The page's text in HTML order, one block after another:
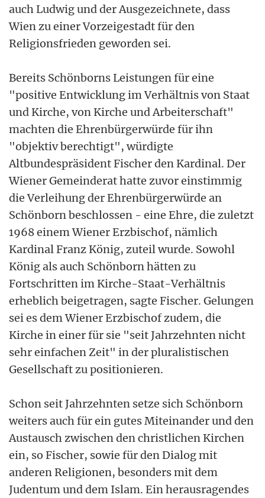
auch Ludwig und der Ausgezeichnete, dass
Wien zu einer Vorzeigestadt für den
Religionsfrieden geworden sei.
Bereits Schönborns Leistungen für eine
"positive Entwicklung im Verhältnis von Staat
und Kirche, von Kirche und Arbeiterschaft"
machten die Ehrenbürgerwürde für ihn
"objektiv berechtigt", würdigte
Altbundespräsident Fischer den Kardinal. Der
Wiener Gemeinderat hatte zuvor einstimmig
die Verleihung der Ehrenbürgerwürde an
Schönborn beschlossen - eine Ehre, die zuletzt
1968 einem Wiener Erzbischof, nämlich
Kardinal Franz König, zuteil wurde. Sowohl
König als auch Schönborn hätten zu
Fortschritten im Kirche-Staat-Verhältnis
erheblich beigetragen, sagte Fischer. Gelungen
sei es dem Wiener Erzbischof zudem, die
Kirche in einer für sie "seit Jahrzehnten nicht
sehr einfachen Zeit" in der pluralistischen
Gesellschaft zu positionieren.
Schon seit Jahrzehnten setze sich Schönborn
weiters auch für ein gutes Miteinander und den
Austausch zwischen den christlichen Kirchen
ein, so Fischer, sowie für den Dialog mit
anderen Religionen, besonders mit dem
Judentum und dem Islam. Ein herausragendes